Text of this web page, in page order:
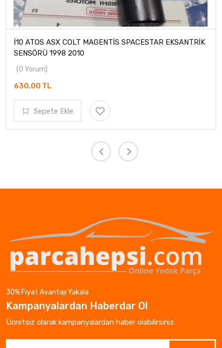
İ10 ATOS ASX COLT MAGENTİS SPACESTAR EKSANTRİK
SENSÖRÜ 1998 2010
(0 Yorum)
630.00 TL
Sepete Ekle
30% Fiyat Avantajı Yakala
Kampanyalardan Haberdar Ol
Ücretsiz olarak kampanyalardan haber olabilirsiniz.